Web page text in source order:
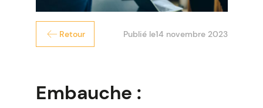
Retour Publié le14 novembre 2023
Embauche :